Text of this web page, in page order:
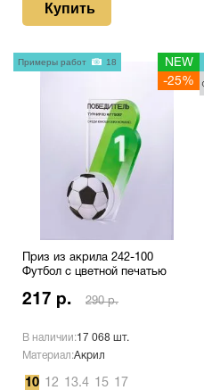
Купить
Приз из акрила 242-100
Футбол с цветной печатью
217 р. 290 р.
В наличии:17 068 шт.
Материал:Акрил
10 12 13.4 15 17
NEW
-25%
Примеры работ 18